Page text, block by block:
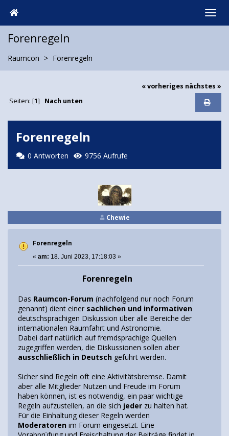
Forenregeln
Raumcon Forenregeln
« vorheriges nächstes »
Seiten: [1] Nach unten
Forenregeln
0 Antworten 9756 Aufrufe
Chewie
Forenregeln
« am: 18. Juni 2023, 17:18:03 »
Forenregeln
Das Raumcon-Forum (nachfolgend nur noch Forum
genannt) dient einer sachlichen und informativen
deutschsprachigen Diskussion über alle Bereiche der
internationalen Raumfahrt und Astronomie.
Dabei darf natürlich auf fremdsprachige Quellen
zugegriffen werden, die Diskussionen sollen aber
ausschließlich in Deutsch geführt werden.
Sicher sind Regeln oft eine Aktivitätsbremse. Damit
aber alle Mitglieder Nutzen und Freude im Forum
haben können, ist es notwendig, ein paar wichtige
Regeln aufzustellen, an die sich jeder zu halten hat.
Für die Einhaltung dieser Regeln werden
Moderatoren im Forum eingesetzt. Eine